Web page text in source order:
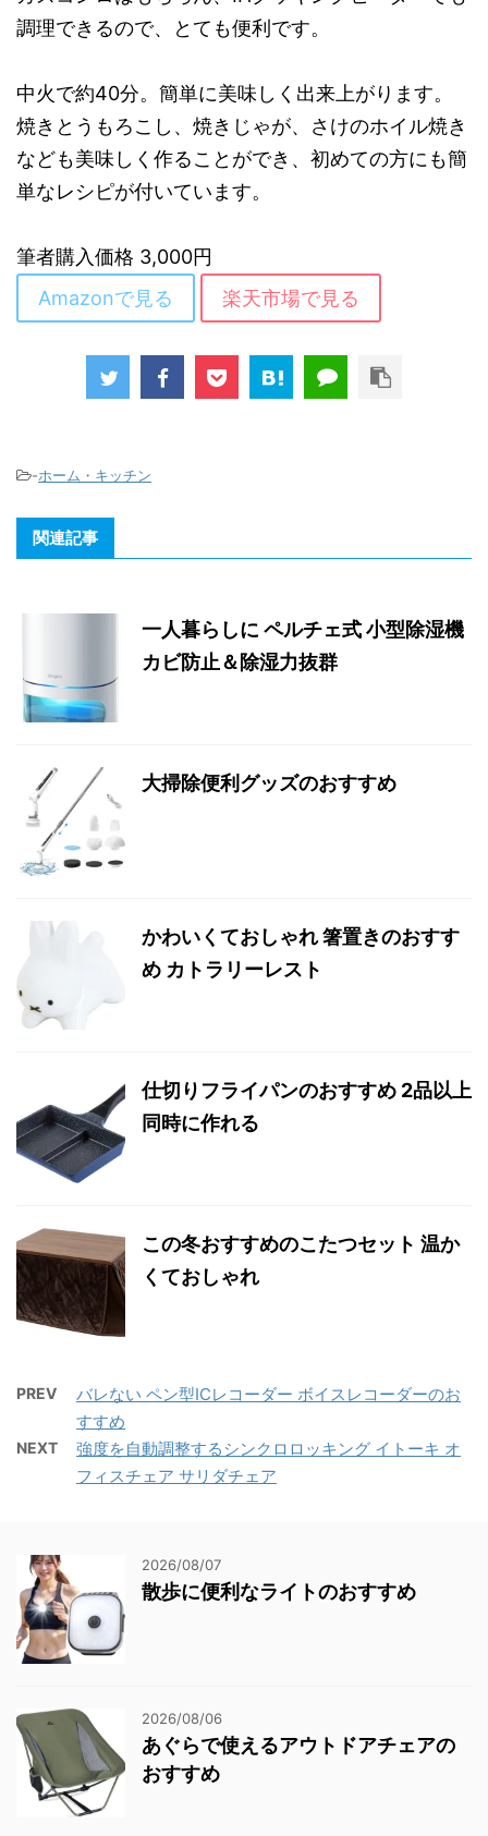
調理できるので、とても便利です。
中火で約40分。簡単に美味しく出来上がります。
焼きとうもろこし、焼きじゃが、さけのホイル焼き
なども美味しく作ることができ、初めての方にも簡
単なレシピが付いています。
筆者購入価格 3,000円
Amazonで見る
楽天市場で見る
-ホーム・キッチン
関連記事
一人暮らしに ペルチェ式 小型除湿機
カビ防止＆除湿力抜群
大掃除便利グッズのおすすめ
かわいくておしゃれ 箸置きのおすす
め カトラリーレスト
仕切りフライパンのおすすめ 2品以上
同時に作れる
この冬おすすめのこたつセット 温か
くておしゃれ
PREV
バレない ペン型ICレコーダー ボイスレコーダーのお
すすめ
NEXT
強度を自動調整するシンクロロッキング イトーキ オ
フィスチェア サリダチェア
2026/08/07
散歩に便利なライトのおすすめ
2026/08/06
あぐらで使えるアウトドアチェアの
おすすめ